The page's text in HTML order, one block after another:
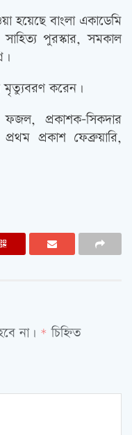
হয়েছে বাংলা একাডেমি
সাহিত্য পুরস্কার, সমকাল
করেন।
প্রকাশক-সিকদার
প্রকাশ ফেব্রুয়ারি,
না। * চিহ্নিত